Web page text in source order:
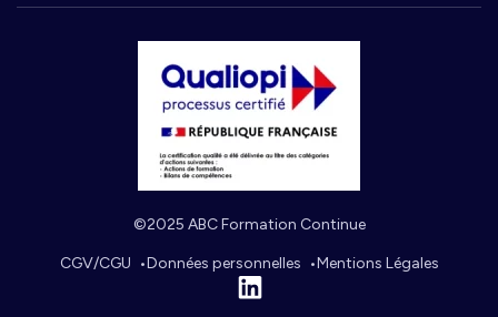
©2025 ABC Formation Continue
CGV/CGU Données personnelles
Mentions Légales
Linkedin